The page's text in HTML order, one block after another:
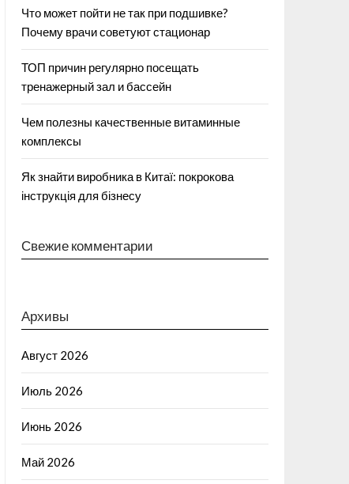
Что может пойти не так при подшивке?
Почему врачи советуют стационар
ТОП причин регулярно посещать
тренажерный зал и бассейн
Чем полезны качественные витаминные
комплексы
Як знайти виробника в Китаї: покрокова
інструкція для бізнесу
Свежие комментарии
Архивы
Август 2026
Июль 2026
Июнь 2026
Май 2026